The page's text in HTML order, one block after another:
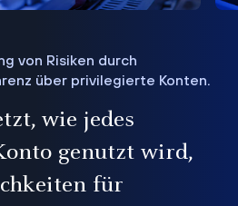
von Risiken durch
über privilegierte Konten.
wie jedes
genutzt wird,
für